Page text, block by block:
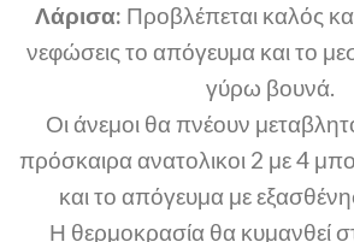
Λάρισα: Προβλέπεται καλός
νεφώσεις το απόγευμα και το
γύρω βουνά.
Οι άνεμοι θα πνέουν
πρόσκαιρα ανατολικοι 2 με 4
και το απόγευμα με
Η θερμοκρασία θα κυμανθεί